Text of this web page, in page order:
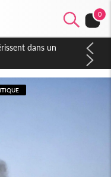
0
fête nationale
produits